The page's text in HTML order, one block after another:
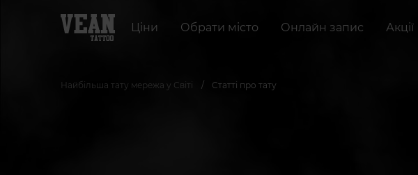
Ціни Обрати місто Онлайн запис Акції
Найбільша тату мережа у Світі Статті про тату